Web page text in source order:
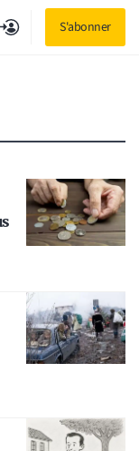
S'abonner